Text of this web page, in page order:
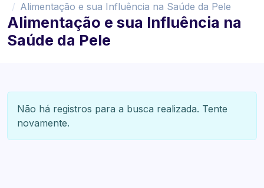
Alimentação e sua Influência na Saúde da Pele
Alimentação e sua Influência na
Saúde da Pele
Não há registros para a busca realizada. Tente
novamente.